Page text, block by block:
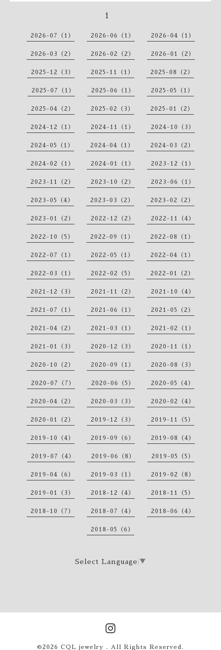
1
2026-07（1） 2026-06（1） 2026-04（1）
2026-03（2） 2026-02（2） 2026-01（2）
2025-12（3） 2025-11（1） 2025-08（2）
2025-07（1） 2025-06（1） 2025-05（1）
2025-04（2） 2025-02（3） 2025-01（2）
2024-12（1） 2024-11（1） 2024-10（3）
2024-05（1） 2024-04（1） 2024-03（2）
2024-02（1） 2024-01（1） 2023-12（1）
2023-11（2） 2023-10（2） 2023-06（1）
2023-05（4） 2023-03（2） 2023-02（2）
2023-01（2） 2022-12（2） 2022-11（4）
2022-10（5） 2022-09（1） 2022-08（1）
2022-07（1） 2022-05（1） 2022-04（1）
2022-03（1） 2022-02（5） 2022-01（2）
2021-12（3） 2021-11（2） 2021-10（4）
2021-07（1） 2021-06（1） 2021-05（2）
2021-04（2） 2021-03（1） 2021-02（1）
2021-01（3） 2020-12（3） 2020-11（1）
2020-10（2） 2020-09（1） 2020-08（3）
2020-07（7） 2020-06（5） 2020-05（4）
2020-04（2） 2020-03（3） 2020-02（4）
2020-01（2） 2019-12（3） 2019-11（5）
2019-10（4） 2019-09（6） 2019-08（4）
2019-07（4） 2019-06（8） 2019-05（5）
2019-04（6） 2019-03（1） 2019-02（8）
2019-01（3） 2018-12（4） 2018-11（5）
2018-10（7） 2018-07（4） 2018-06（4）
2018-05（6）
Select Language ▼
©2026 CQL jewelry . All Rights Reserved.